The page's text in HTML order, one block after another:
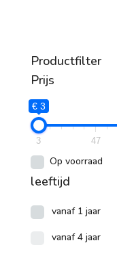
Productfilter
Prijs
€ 3
3 47
Op voorraad
leeftijd
vanaf 1 jaar
vanaf 4 jaar